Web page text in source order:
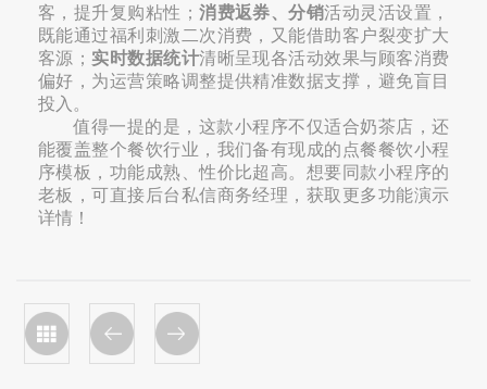
客，提升复购粘性； 消费返券、分销活动灵活设置，
既能通过福利刺激二次消费，又能借助客户裂变扩大
客源； 实时数据统计清晰呈现各活动效果与顾客消费
偏好，为运营策略调整提供精准数据支撑，避免盲目
投入。
值得一提的是，这款小程序不仅适合奶茶店，还
能覆盖整个餐饮行业，我们备有现成的点餐餐饮小程
序模板，功能成熟、性价比超高。想要同款小程序的
老板，可直接后台私信商务经理，获取更多功能演示
详情！